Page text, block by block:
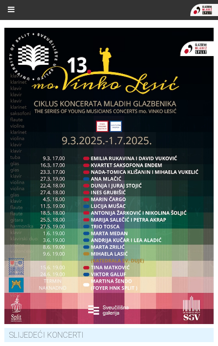
SLIJEDEĆI KONCERTI